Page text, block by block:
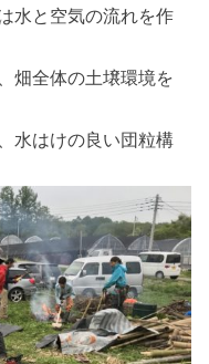
水と空気の流れを作
畑全体の土壌環境を
水はけの良い団粒構